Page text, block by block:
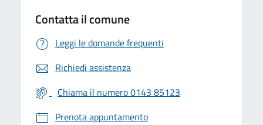
Contatta il comune
Leggi le domande frequenti
Richiedi assistenza
Chiama il numero 0143 85123
Prenota appuntamento